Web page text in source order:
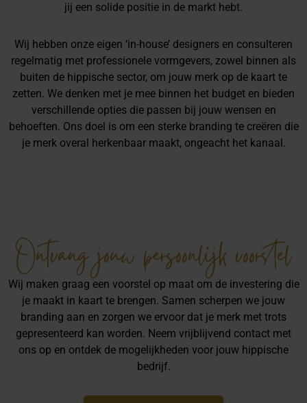
jij een solide positie in de markt hebt.
Wij hebben onze eigen ‘in-house’ designers en consulteren
regelmatig met professionele vormgevers, zowel binnen als
buiten de hippische sector, om jouw merk op de kaart te
zetten. We denken met je mee binnen het budget en bieden
verschillende opties die passen bij jouw wensen en
behoeften. Ons doel is om een sterke branding te creëren die
je merk overal herkenbaar maakt, ongeacht het kanaal.
Ontvang jouw persoonlijk voorstel
Wij maken graag een voorstel op maat om de investering die
je maakt in kaart te brengen. Samen scherpen we jouw
branding aan en zorgen we ervoor dat je merk met trots
gepresenteerd kan worden. Neem vrijblijvend contact met
ons op en ontdek de mogelijkheden voor jouw hippische
bedrijf.